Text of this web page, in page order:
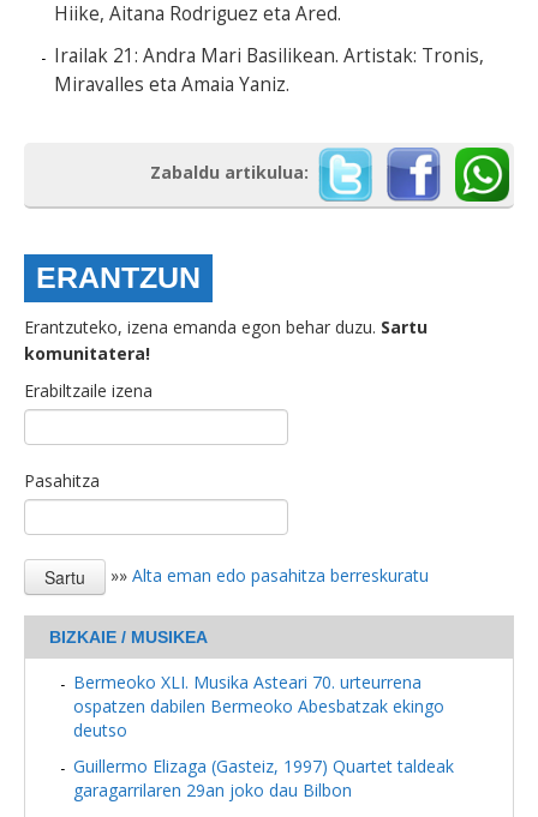
Hiike, Aitana Rodriguez eta Ared.
Irailak 21: Andra Mari Basilikean. Artistak: Tronis,
Miravalles eta Amaia Yaniz.
Zabaldu artikulua:
ERANTZUN
Erantzuteko, izena emanda egon behar duzu. Sartu
komunitatera!
Erabiltzaile izena
Pasahitza
»» Alta eman edo pasahitza berreskuratu
BIZKAIE / MUSIKEA
Bermeoko XLI. Musika Asteari 70. urteurrena
ospatzen dabilen Bermeoko Abesbatzak ekingo
deutso
Guillermo Elizaga (Gasteiz, 1997) Quartet taldeak
garagarrilaren 29an joko dau Bilbon